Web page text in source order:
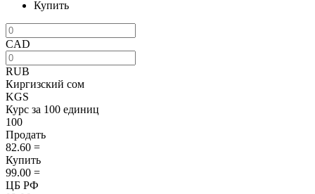
Купить
CAD
RUB
Киргизский сом
KGS
Курс за 100 единиц
100
Продать
82.60 =
Купить
99.00 =
ЦБ РФ